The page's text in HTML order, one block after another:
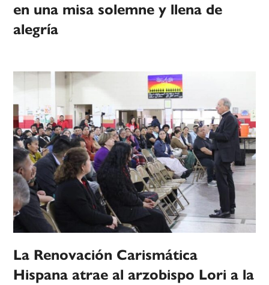
en una misa solemne y llena de
alegría
La Renovación Carismática
Hispana atrae al arzobispo Lori a la